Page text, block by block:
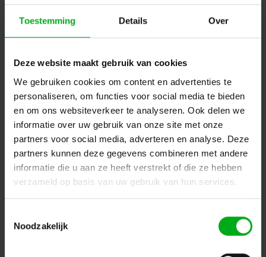
Toestemming Details Over
Deze website maakt gebruik van cookies
We gebruiken cookies om content en advertenties te
personaliseren, om functies voor social media te bieden
en om ons websiteverkeer te analyseren. Ook delen we
informatie over uw gebruik van onze site met onze
partners voor social media, adverteren en analyse. Deze
partners kunnen deze gegevens combineren met andere
informatie die u aan ze heeft verstrekt of die ze hebben
verzameld op basis van uw gebruik van hun services.
Noodzakelijk
WKK | Krimpkous box H-1 | Transparant | 5m | 9.5/4.8 of
12.7/6.4
WKK |21111940915
Direct leverbaar
12.7/6.4 binnendiameter in mm